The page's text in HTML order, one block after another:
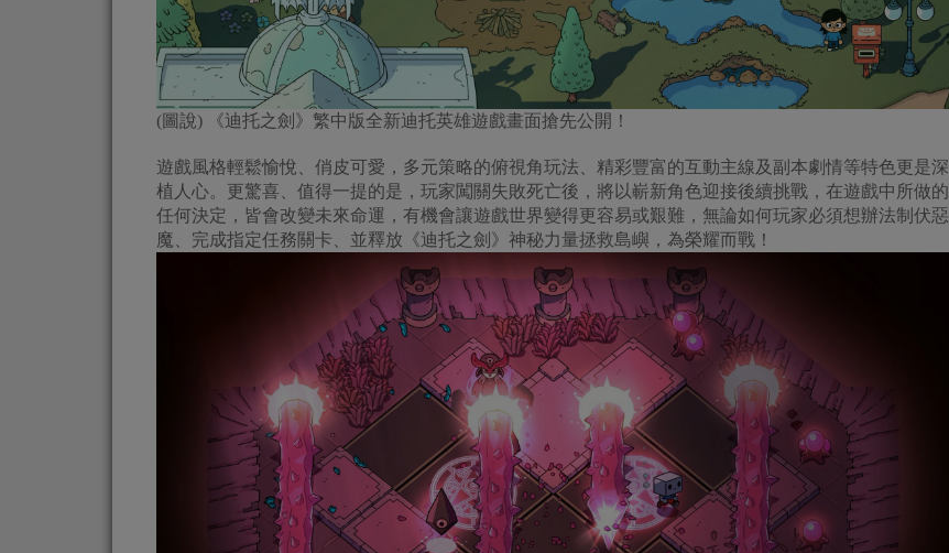
(圖說) 《迪托之劍》繁中版全新迪托英雄遊戲畫面搶先公開！
遊戲風格輕鬆愉悅、俏皮可愛，多元策略的俯視角玩法、精彩豐富的互動主線及副本劇情等特色更是深
植人心。更驚喜、值得一提的是，玩家闖關失敗死亡後，將以嶄新角色迎接後續挑戰，在遊戲中所做的
任何決定，皆會改變未來命運，有機會讓遊戲世界變得更容易或艱難，無論如何玩家必須想辦法制伏惡
魔、完成指定任務關卡、並釋放《迪托之劍》神秘力量拯救島嶼，為榮耀而戰！